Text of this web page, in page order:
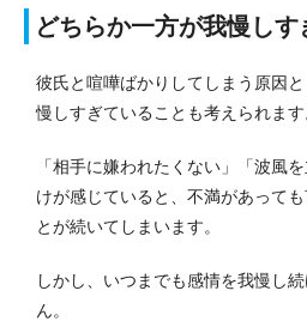
どちらか一方が我慢しす
彼氏と喧嘩ばかりしてしまう原因
慢しすぎていることも考えられます
「相手に嫌われたくない」「波風
けが感じていると、不満があって
とが続いてしまいます。
しかし、いつまでも感情を我慢し
ん。